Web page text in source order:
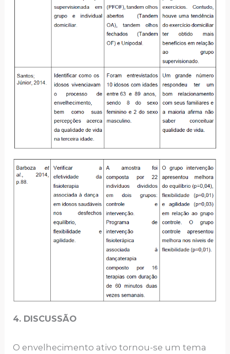
4. DISCUSSÃO
O envelhecimento ativo tornou-se um tema